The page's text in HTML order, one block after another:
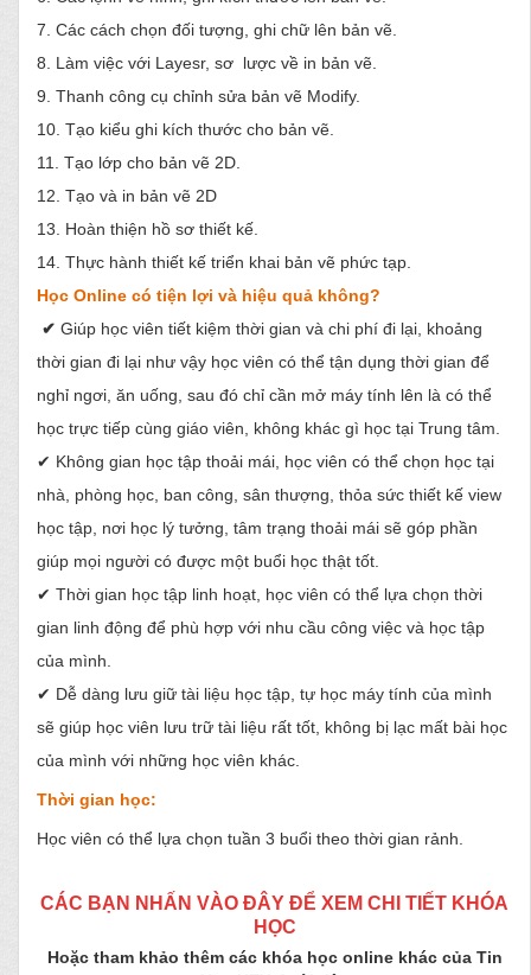
7. Các cách chọn đối tượng, ghi chữ lên bản vẽ.
8. Làm việc với Layesr, sơ lược về in bản vẽ.
9. Thanh công cụ chỉnh sửa bản vẽ Modify.
10. Tạo kiểu ghi kích thước cho bản vẽ.
11. Tạo lớp cho bản vẽ 2D.
12. Tạo và in bản vẽ 2D
13. Hoàn thiện hồ sơ thiết kế.
14. Thực hành thiết kế triển khai bản vẽ phức tạp.
Học Online có tiện lợi và hiệu quả không?
✔ Giúp học viên tiết kiệm thời gian và chi phí đi lại, khoảng
thời gian đi lại như vậy học viên có thể tận dụng thời gian để
nghỉ ngơi, ăn uống, sau đó chỉ cần mở máy tính lên là có thể
học trực tiếp cùng giáo viên, không khác gì học tại Trung tâm.
✔ Không gian học tập thoải mái, học viên có thể chọn học tại
nhà, phòng học, ban công, sân thượng, thỏa sức thiết kế view
học tập, nơi học lý tưởng, tâm trạng thoải mái sẽ góp phần
giúp mọi người có được một buổi học thật tốt.
✔ Thời gian học tập linh hoạt, học viên có thể lựa chọn thời
gian linh động để phù hợp với nhu cầu công việc và học tập
của mình.
✔ Dễ dàng lưu giữ tài liệu học tập, tự học máy tính của mình
sẽ giúp học viên lưu trữ tài liệu rất tốt, không bị lạc mất bài học
của mình với những học viên khác.
Thời gian học:
Học viên có thể lựa chọn tuần 3 buổi theo thời gian rảnh.
CÁC BẠN NHẤN VÀO ĐÂY ĐỂ XEM CHI TIẾT KHÓA
HỌC
Hoặc tham khảo thêm các khóa học online khác của Tin